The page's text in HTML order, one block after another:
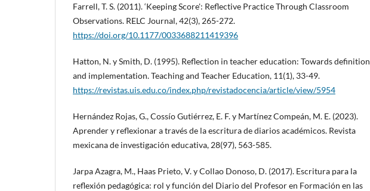
Farrell, T. S. (2011). ‘Keeping Score': Reflective Practice Through Classroom
Observations. RELC Journal, 42(3), 265-272.
https://doi.org/10.1177/0033688211419396
Hatton, N. y Smith, D. (1995). Reflection in teacher education: Towards definition
and implementation. Teaching and Teacher Education, 11(1), 33-49.
https://revistas.uis.edu.co/index.php/revistadocencia/article/view/5954
Hernández Rojas, G., Cossío Gutiérrez, E. F. y Martínez Compeán, M. E. (2023).
Aprender y reflexionar a través de la escritura de diarios académicos. Revista
mexicana de investigación educativa, 28(97), 563-585.
Jarpa Azagra, M., Haas Prieto, V. y Collao Donoso, D. (2017). Escritura para la
reflexión pedagógica: rol y función del Diario del Profesor en Formación en las